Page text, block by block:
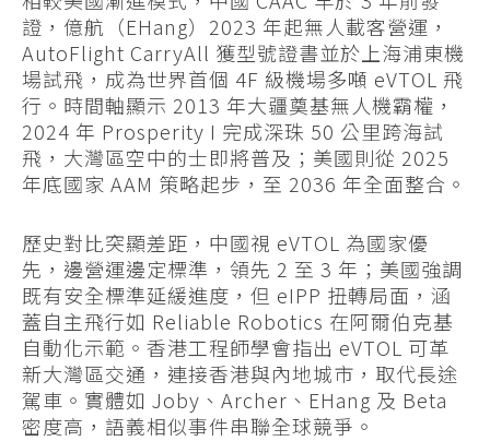
證，億航（EHang）2023 年起無人載客營運，
AutoFlight CarryAll 獲型號證書並於上海浦東機
場試飛，成為世界首個 4F 級機場多噸 eVTOL 飛
行。時間軸顯示 2013 年大疆奠基無人機霸權，
2024 年 Prosperity I 完成深珠 50 公里跨海試
飛，大灣區空中的士即將普及；美國則從 2025
年底國家 AAM 策略起步，至 2036 年全面整合。
歷史對比突顯差距，中國視 eVTOL 為國家優
先，邊營運邊定標準，領先 2 至 3 年；美國強調
既有安全標準延緩進度，但 eIPP 扭轉局面，涵
蓋自主飛行如 Reliable Robotics 在阿爾伯克基
自動化示範。香港工程師學會指出 eVTOL 可革
新大灣區交通，連接香港與內地城市，取代長途
駕車。實體如 Joby、Archer、EHang 及 Beta
密度高，語義相似事件串聯全球競爭。